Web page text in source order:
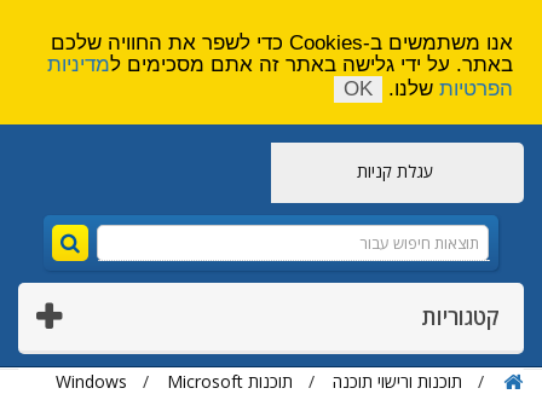
עגלת קניות
קטגוריות
תוכנות ורישוי תוכנה תוכנות Microsoft
Windows
אנו משתמשים ב-Cookies כדי לשפר את החוויה שלכם
באתר. על ידי גלישה באתר זה אתם מסכימים למדיניות
הפרטיות שלנו. OK